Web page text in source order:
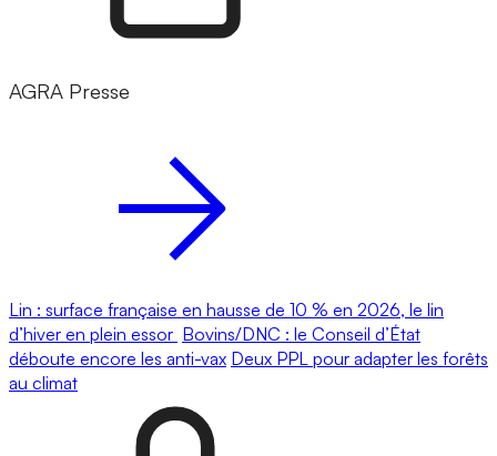
AGRA Presse
Lin : surface française en hausse de 10 % en 2026, le lin
d’hiver en plein essor Bovins/DNC : le Conseil d’État
déboute encore les anti-vax Deux PPL pour adapter les forêts
au climat